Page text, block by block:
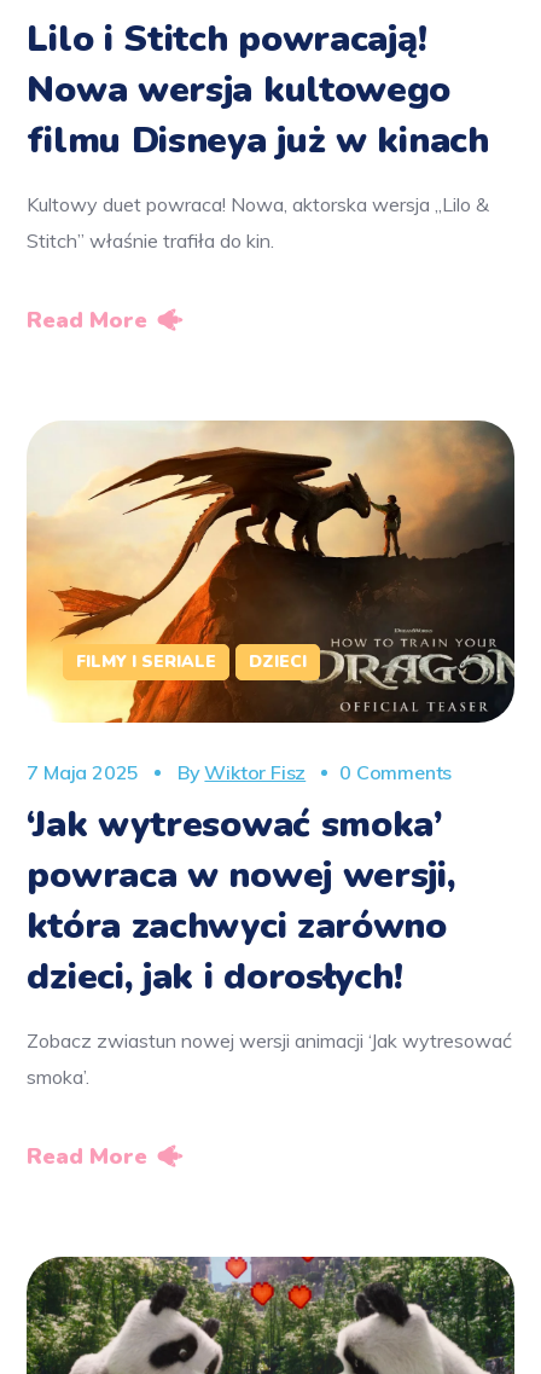
Lilo i Stitch powracają!
Nowa wersja kultowego
filmu Disneya już w kinach
Kultowy duet powraca! Nowa, aktorska wersja „Lilo &
Stitch” właśnie trafiła do kin.
Read More
FILMY I SERIALE DZIECI
7 Maja 2025 ByWiktor Fisz 0 Comments
‘Jak wytresować smoka’
powraca w nowej wersji,
która zachwyci zarówno
dzieci, jak i dorosłych!
Zobacz zwiastun nowej wersji animacji ‘Jak wytresować
smoka’.
Read More